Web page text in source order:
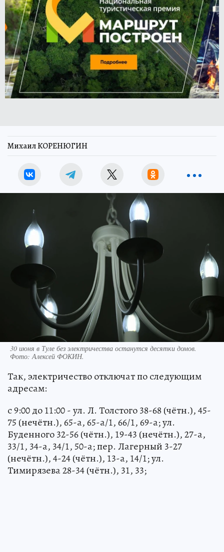
Михаил КОРЕНЮГИН
30 июня в Туле без электричества останутся десятки домов.
Фото:Алексей ФОКИН.
Так, электричество отключат по следующим
адресам:
с 9:00 до 11:00 - ул. Л. Толстого 38-68 (чётн.), 45-
75 (нечётн.), 65-а, 65-а/1, 66/1, 69-а; ул.
Буденного 32-56 (чётн.), 19-43 (нечётн.), 27-а,
33/1, 34-а, 34/1, 50-а; пер. Лагерный 3-27
(нечётн.), 4-24 (чётн.), 13-а, 14/1; ул.
Тимирязева 28-34 (чётн.), 31, 33;